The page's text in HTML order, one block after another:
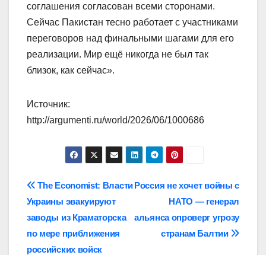
соглашения согласован всеми сторонами.
Сейчас Пакистан тесно работает с участниками
переговоров над финальными шагами для его
реализации. Мир ещё никогда не был так
близок, как сейчас».
Источник:
http://argumenti.ru/world/2026/06/1000686
Навигация
по
записям
Россия не хочет войны с
НАТО — генерал
альянса опроверг угрозу
странам Балтии
The Economist: Власти
Украины эвакуируют
заводы из Краматорска
по мере приближения
российских войск